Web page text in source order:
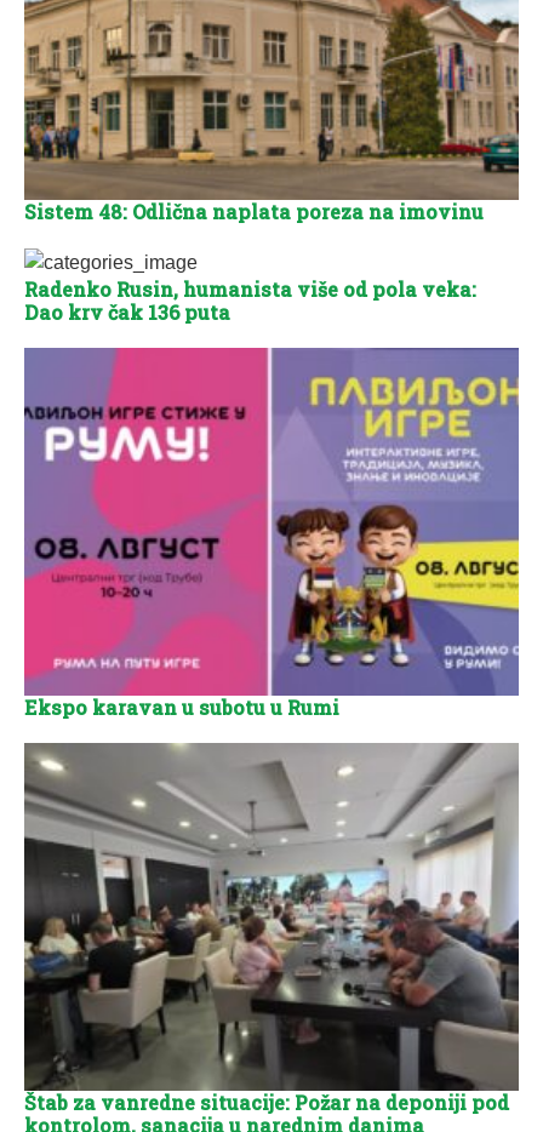
Sistem 48: Odlična naplata poreza na imovinu
Radenko Rusin, humanista više od pola veka:
Dao krv čak 136 puta
Ekspo karavan u subotu u Rumi
Štab za vanredne situacije: Požar na deponiji pod
kontrolom, sanacija u narednim danima